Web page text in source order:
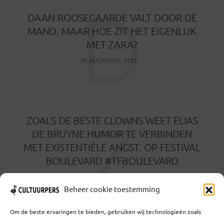
Beheer cookie toestemming
Om de beste ervaringen te bieden, gebruiken wij technologieën zoals
DAAN ROOSEGAARDE VALT DOOR DE
MAND. MAAR HOE ZIT HET EIGENLIJK
MET ZARA?
26 AUGUSTUS 2021
D
ZOALS DE BESTE CLOWNS WEET ELIAS
DE BRUYNE HUMOR TE VERBINDEN
MET EXISTENTIËLE ANGST. OP FESTIVAL
BOULEVARD #TFBOULEVARD
Z